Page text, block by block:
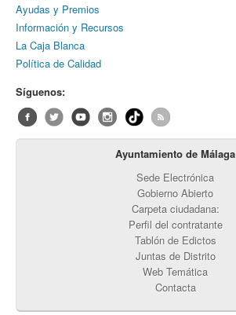
Ayudas y Premios
Información y Recursos
La Caja Blanca
Política de Calidad
Síguenos:
Ayuntamiento de Málaga
Sede Electrónica
Gobierno Abierto
Carpeta ciudadana:
Perfil del contratante
Tablón de Edictos
Juntas de Distrito
Web Temática
Contacta